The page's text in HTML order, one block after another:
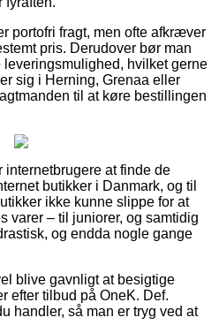
portofri fragt, men ofte afkræver
pris. Derudover bør man
hvilket gerne
sig i Herning, Grenaa eller
til at køre bestillingen
internetbrugere at finde de
butikker i Danmark, og til
ikke kunne slippe for at
varer – til juniorer, og samtidig
og endda nogle gange
blive gavnligt at besigtige
efter tilbud på OneK. Def.
handler, så man er tryg ved at